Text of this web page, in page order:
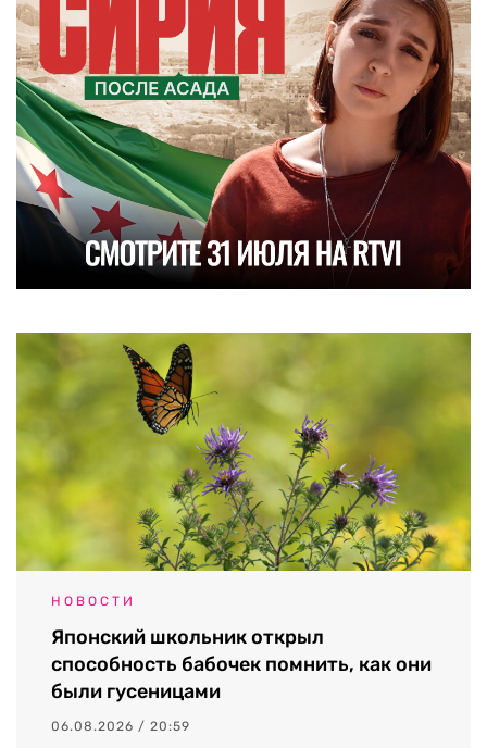
НОВОСТИ
Японский школьник открыл
способность бабочек помнить, как они
были гусеницами
06.08.2026 / 20:59